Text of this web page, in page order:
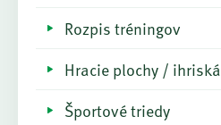
Rozpis tréningov
Hracie plochy / ihriská
Športové triedy